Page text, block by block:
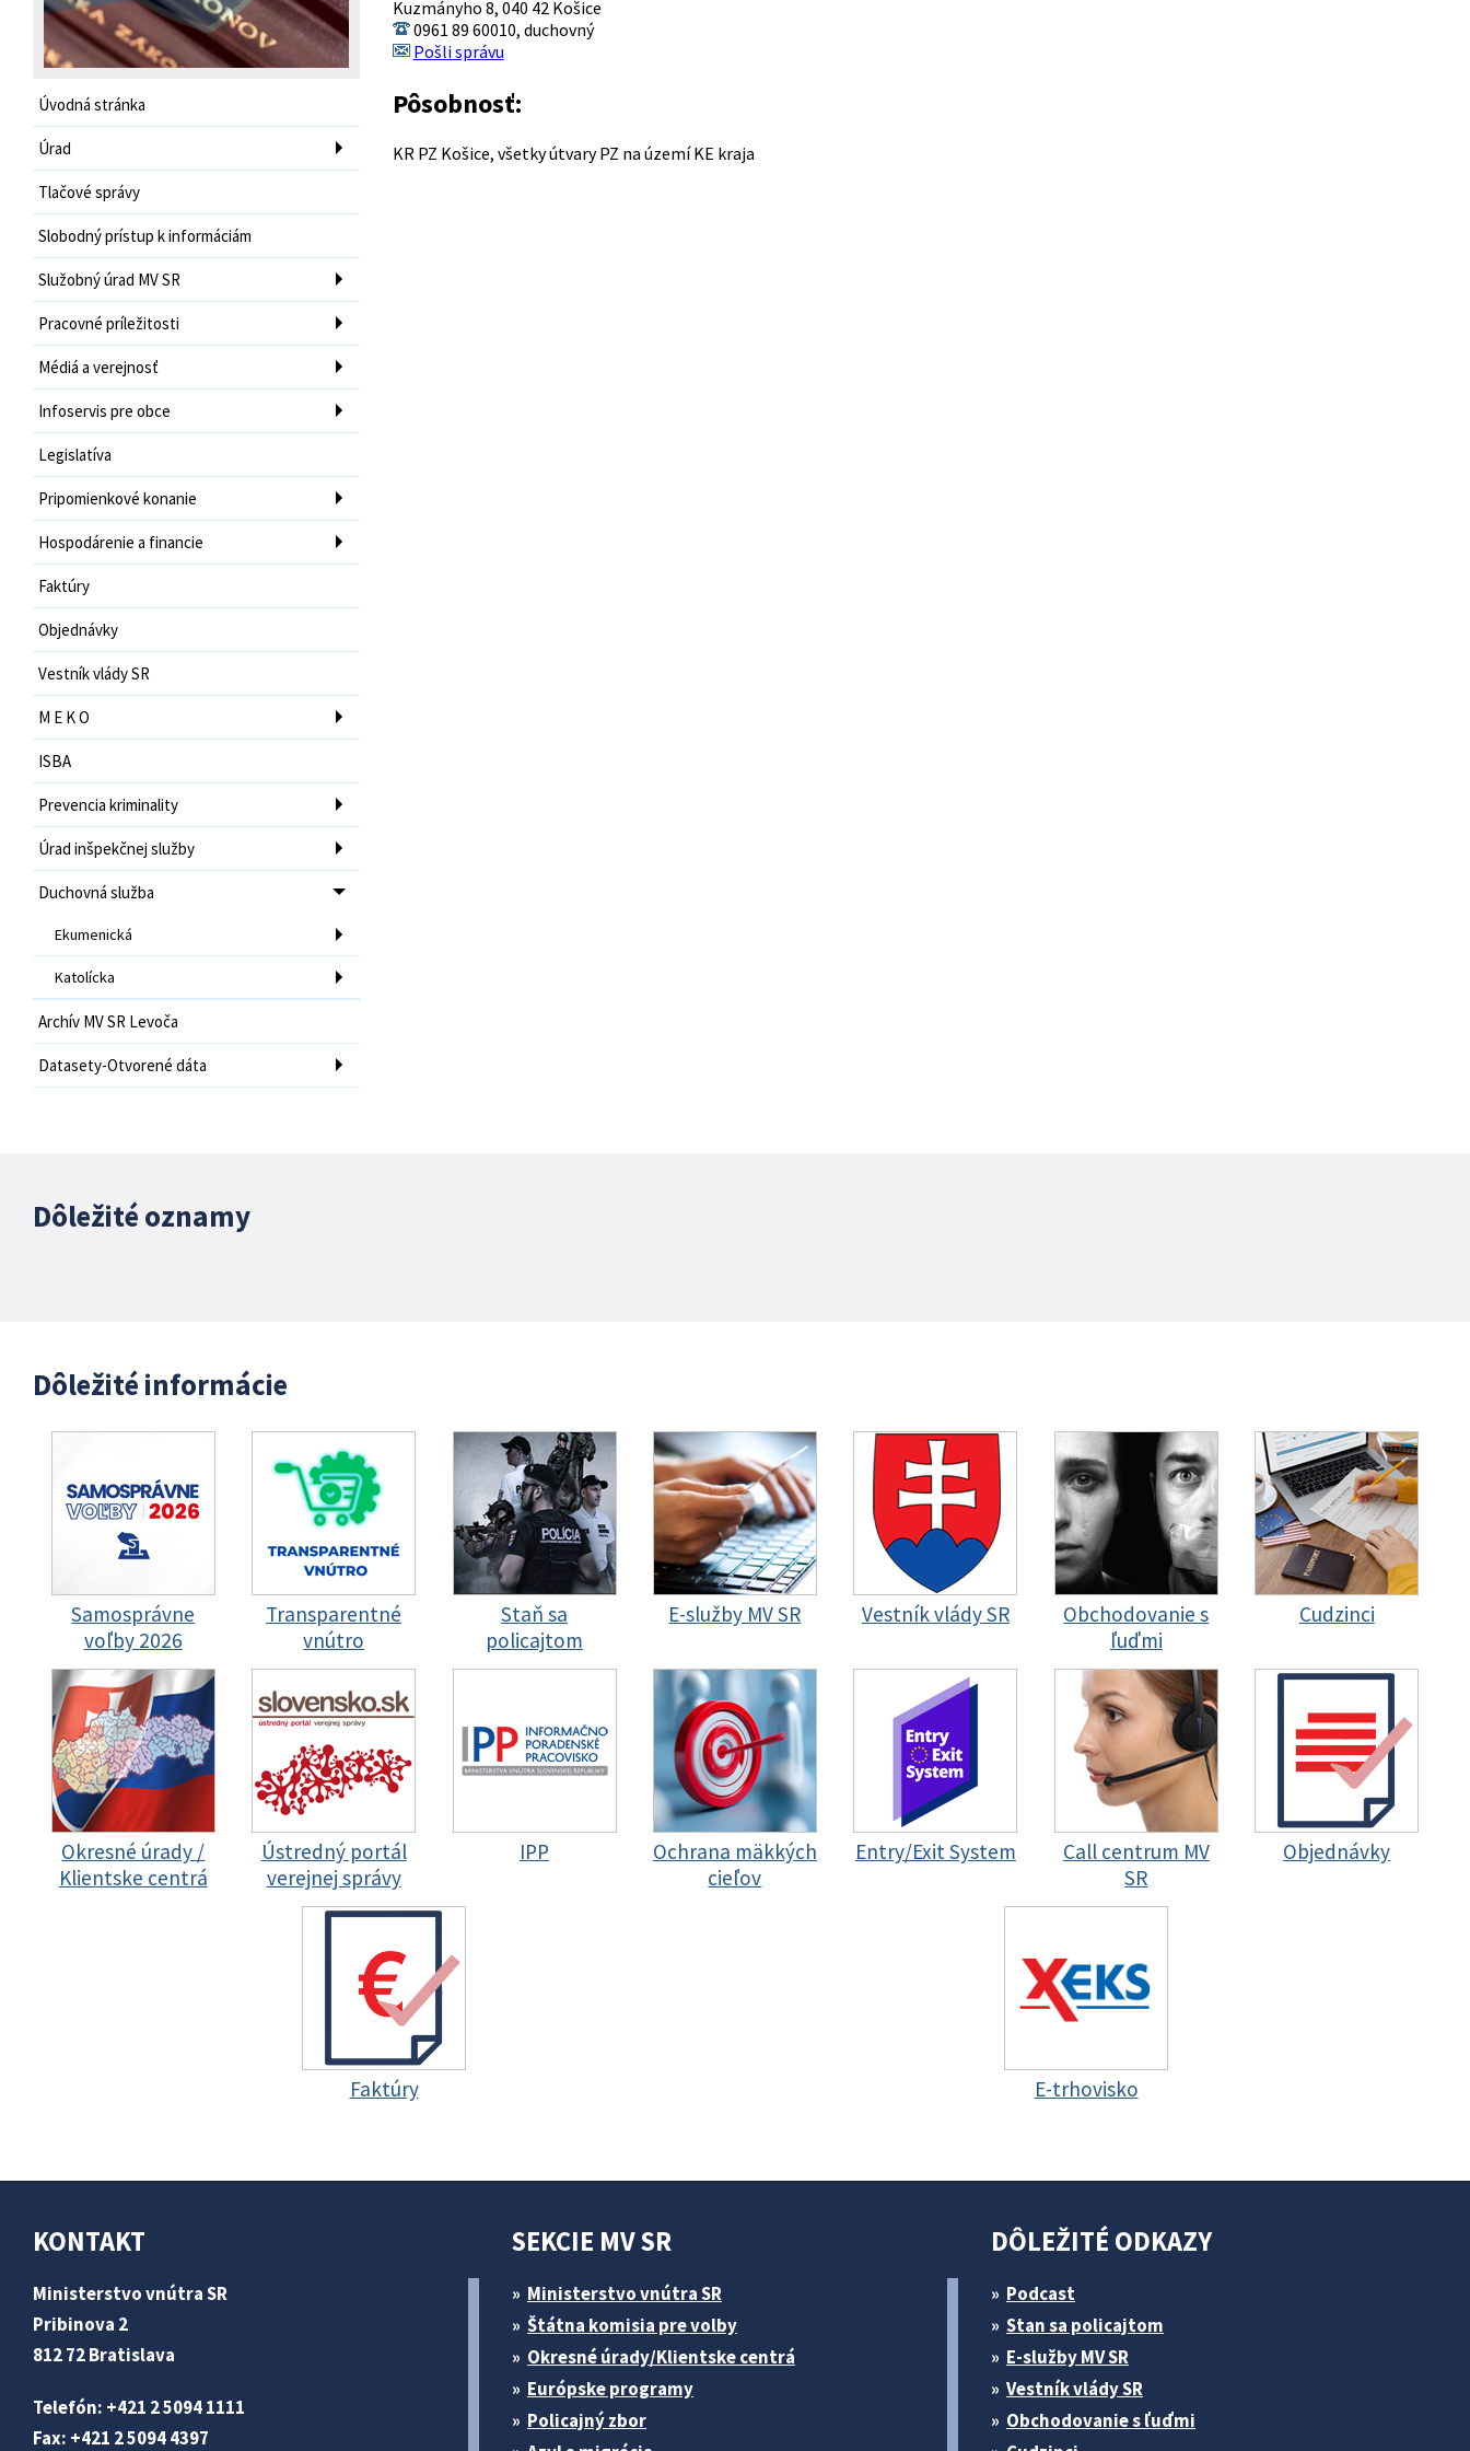
Úvodná stránka
Úrad
Tlačové správy
Slobodný prístup k informáciám
Služobný úrad MV SR
Pracovné príležitosti
Médiá a verejnosť
Infoservis pre obce
Legislatíva
Pripomienkové konanie
Hospodárenie a financie
Faktúry
Objednávky
Vestník vlády SR
M E K O
ISBA
Prevencia kriminality
Úrad inšpekčnej služby
Duchovná služba
Ekumenická
Katolícka
Archív MV SR Levoča
Datasety-Otvorené dáta
Kuzmányho 8, 040 42 Košice
0961 89 60010, duchovný
Pošli správu
Pôsobnosť:
KR PZ Košice, všetky útvary PZ na území KE kraja
Dôležité oznamy
Dôležité informácie
Samosprávne
voľby 2026
Transparentné
vnútro
Staň sa
policajtom
E-služby MV SR Vestník vlády SR
Obchodovanie s
ľuďmi
Cudzinci
Okresné úrady /
Klientske centrá
Ústredný portál
verejnej správy
IPP
Ochrana mäkkých
cieľov
Entry/Exit System
Call centrum MV
SR
Objednávky
Faktúry E-trhovisko
KONTAKT
Ministerstvo vnútra SR
Pribinova 2
812 72 Bratislava
Telefón: +421 2 5094 1111
Fax: +421 2 5094 4397
SEKCIE MV SR
Ministerstvo vnútra SR
Štátna komisia pre volby
Okresné úrady/Klientske centrá
Európske programy
Policajný zbor
DÔLEŽITÉ ODKAZY
Podcast
Stan sa policajtom
E-služby MV SR
Vestník vlády SR
Obchodovanie s ľuďmi